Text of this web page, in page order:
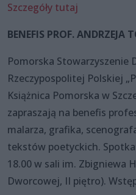
Szczegóły tutaj
BENEFIS PROF.
Pomorska Stowarzyszenie
Rzeczypospolitej Polskiej
Książnica Pomorska w
zapraszają na benefis
malarza, grafika,
tekstów poetyckich.
18.00 w sali im. Zbigniewa
Dworcowej, II piętro).